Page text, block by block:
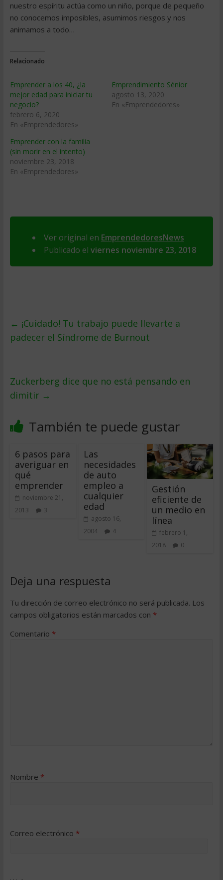
nuestro espíritu actúa como un niño, porque de pequeño
no conocemos imposibles, asumimos riesgos y nos
animamos a todo…
Relacionado
Emprender a los 40, ¿la
mejor edad para iniciar tu
negocio?
febrero 6, 2020
En «Emprendedores»
Emprendimiento Sénior
agosto 13, 2020
En «Emprendedores»
Emprender con la familia
(sin morir en el intento)
noviembre 23, 2018
En «Emprendedores»
Ver original en EmprendedoresNews
Publicado el viernes noviembre 23, 2018
← ¡Cuidado! Tu trabajo puede llevarte a
padecer el Síndrome de Burnout
Zuckerberg dice que no está pensando en
dimitir →
También te puede gustar
6 pasos para
averiguar en
qué
emprender
noviembre 21,
2013
3
Las
necesidades
de auto
empleo a
cualquier
edad
agosto 16,
2004
4
Gestión
eficiente de
un medio en
línea
febrero 1,
2018
0
Deja una respuesta
Tu dirección de correo electrónico no será publicada. Los
campos obligatorios están marcados con *
Comentario *
Nombre *
Correo electrónico *